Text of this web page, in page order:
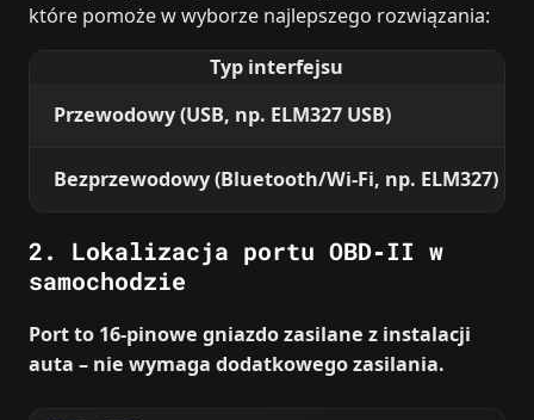
które pomoże w wyborze najlepszego rozwiązania:
Typ interfejsu
Przewodowy (USB, np. ELM327 USB)
Bezprzewodowy (Bluetooth/Wi‑Fi, np. ELM327)
2. Lokalizacja portu OBD‑II w
samochodzie
Port to 16‑pinowe gniazdo zasilane z instalacji
auta – nie wymaga dodatkowego zasilania.